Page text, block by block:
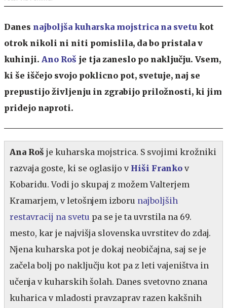
Danes najboljša kuharska mojstrica na svetu kot
otrok nikoli ni niti pomislila, da bo pristala v
kuhinji. Ano Roš je tja zaneslo po naključju. Vsem,
ki še iščejo svojo poklicno pot, svetuje, naj se
prepustijo življenju in zgrabijo priložnosti, ki jim
pridejo naproti.
Ana Roš je kuharska mojstrica. S svojimi krožniki
razvaja goste, ki se oglasijo v Hiši Franko v
Kobaridu. Vodi jo skupaj z možem Valterjem
Kramarjem, v letošnjem izboru najboljših
restavracij na svetu pa se je ta uvrstila na 69.
mesto, kar je najvišja slovenska uvrstitev do zdaj.
Njena kuharska pot je dokaj neobičajna, saj se je
začela bolj po naključju kot pa z leti vajeništva in
učenja v kuharskih šolah. Danes svetovno znana
kuharica v mladosti pravzaprav razen kakšnih